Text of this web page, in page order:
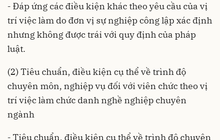
- Đáp ứng các điều kiện khác theo yêu cầu của vị
trí việc làm do đơn vị sự nghiệp công lập xác định
nhưng không được trái với quy định của pháp
luật.
(2) Tiêu chuẩn, điều kiện cụ thể về trình độ
chuyên môn, nghiệp vụ đối với viên chức theo vị
trí việc làm chức danh nghề nghiệp chuyên
ngành
- Tiêu chuẩn, điều kiện cụ thể về trình độ chuyên